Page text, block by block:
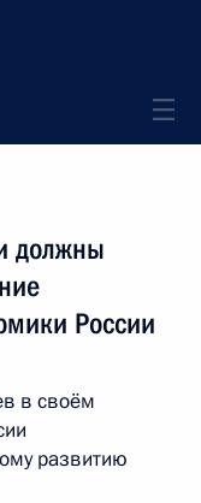
должны
России
в своём
развитию